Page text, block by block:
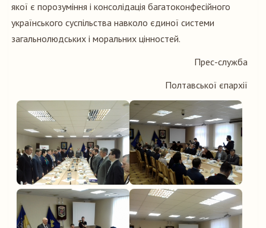
якої є порозуміння і консолідація багатоконфесійного
українського суспільства навколо єдиної системи
загальнолюдських і моральних цінностей.
Прес-служба
Полтавської єпархії